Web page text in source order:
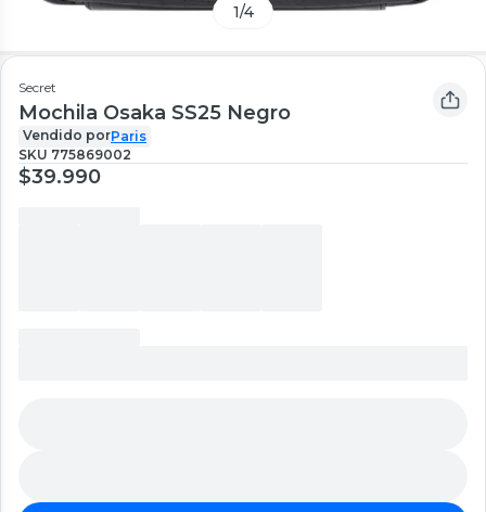
1/4
Secret
Mochila Osaka SS25 Negro
Vendido porParis
SKU 775869002
$39.990